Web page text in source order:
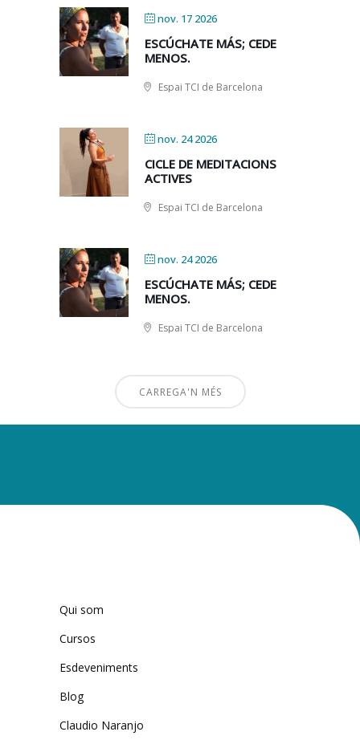
nov. 17 2026
ESCÚCHATE MÁS; CEDE
MENOS.
Espai TCI de Barcelona
nov. 24 2026
CICLE DE MEDITACIONS
ACTIVES
Espai TCI de Barcelona
nov. 24 2026
ESCÚCHATE MÁS; CEDE
MENOS.
Espai TCI de Barcelona
CARREGA'N MÉS
Qui som
Cursos
Esdeveniments
Blog
Claudio Naranjo